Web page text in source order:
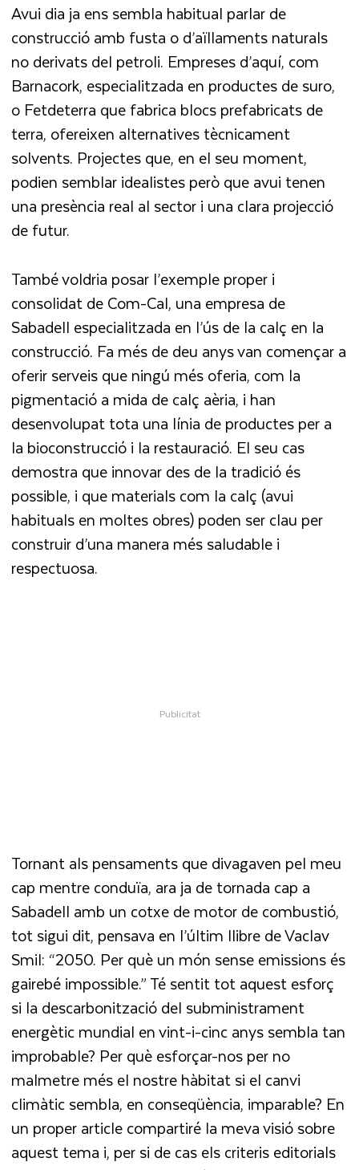
Avui dia ja ens sembla habitual parlar de
construcció amb fusta o d’aïllaments naturals
no derivats del petroli. Empreses d’aquí, com
Barnacork, especialitzada en productes de suro,
o Fetdeterra que fabrica blocs prefabricats de
terra, ofereixen alternatives tècnicament
solvents. Projectes que, en el seu moment,
podien semblar idealistes però que avui tenen
una presència real al sector i una clara projecció
de futur.
També voldria posar l’exemple proper i
consolidat de Com-Cal, una empresa de
Sabadell especialitzada en l’ús de la calç en la
construcció. Fa més de deu anys van començar a
oferir serveis que ningú més oferia, com la
pigmentació a mida de calç aèria, i han
desenvolupat tota una línia de productes per a
la bioconstrucció i la restauració. El seu cas
demostra que innovar des de la tradició és
possible, i que materials com la calç (avui
habituals en moltes obres) poden ser clau per
construir d’una manera més saludable i
respectuosa.
Tornant als pensaments que divagaven pel meu
cap mentre conduïa, ara ja de tornada cap a
Sabadell amb un cotxe de motor de combustió,
tot sigui dit, pensava en l’últim llibre de Vaclav
Smil: “2050. Per què un món sense emissions és
gairebé impossible.” Té sentit tot aquest esforç
si la descarbonització del subministrament
energètic mundial en vint-i-cinc anys sembla tan
improbable? Per què esforçar-nos per no
malmetre més el nostre hàbitat si el canvi
climàtic sembla, en conseqüència, imparable? En
un proper article compartiré la meva visió sobre
aquest tema i, per si de cas els criteris editorials